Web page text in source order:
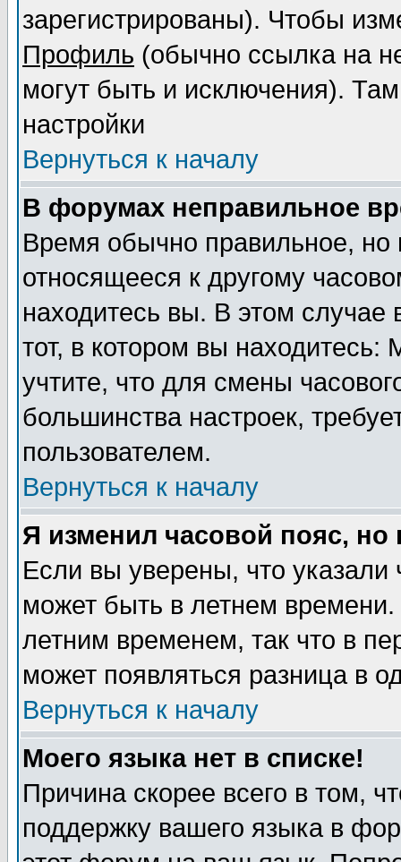
зарегистрированы). Чтобы
Профиль (обычно ссылка на
могут быть и исключения).
настройки
Вернуться к началу
В форумах неправильное
Время обычно правильное,
относящееся к другому
находитесь вы. В этом
тот, в котором вы
учтите, что для смены
большинства настроек,
пользователем.
Вернуться к началу
Я изменил часовой пояс,
Если вы уверены, что указали
может быть в летнем
летним временем, так что в
может появляться разница в
Вернуться к началу
Моего языка нет в списке!
Причина скорее всего в том,
поддержку вашего языка в